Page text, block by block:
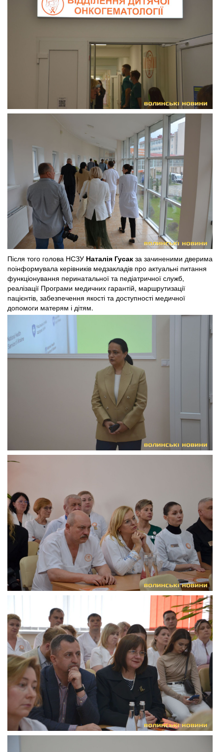
Після того голова НСЗУ Наталія Гусак за зачиненими дверима
поінформувала керівників медзакладів про актуальні питання
функціонування перинатальної та педіатричної служб,
реалізації Програми медичних гарантій, маршрутизації
пацієнтів, забезпечення якості та доступності медичної
допомоги матерям і дітям.